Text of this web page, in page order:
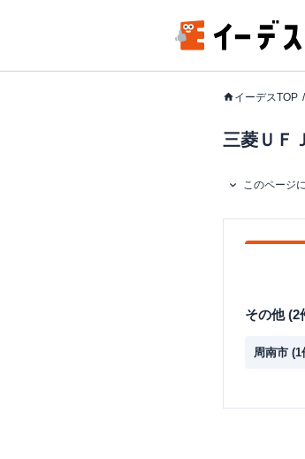
イーデスTOP
三菱ＵＦ
このページ
その他(2
周南市 (1